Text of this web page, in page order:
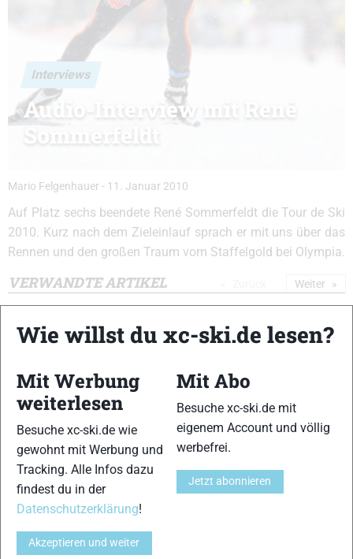
Interviews
Audio-Interview mit René
Sommerfeldt
Mario Felgenhauer - 11. Januar 2010
Auf Platz sechs beendete René Sommerfeldt die Tour de Ski
2010. Kurz nach dem Zieleinlauf sprach er mit uns über das
Rennen und den großen Traum vom Staffelgold bei Olympia.
VERWANDTE ARTIKEL
xc-ski.de
1) mit DSV
Sportdirektor Peter
Schlickenrieder
Katharina Hennig
Interview: „Das ist
irgendwie ein ganz
spezielles Gefühl“
Gimmler / Rydzek:
olympischen
Erfolg
Weiter
Schreibe einen Kommentar
Wie willst du xc-ski.de lesen?
Mit Werbung
weiterlesen
Besuche xc-ski.de wie
gewohnt mit Werbung und
Tracking. Alle Infos dazu
findest du in der
Datenschutzerklärung!
Akzeptieren und weiter
Mit Abo
Besuche xc-ski.de mit
eigenem Account und völlig
werbefrei.
Jetzt abonnieren